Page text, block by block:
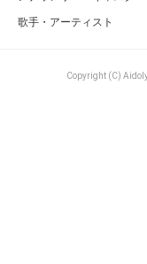
歌手・アーティスト
Copyright (C)